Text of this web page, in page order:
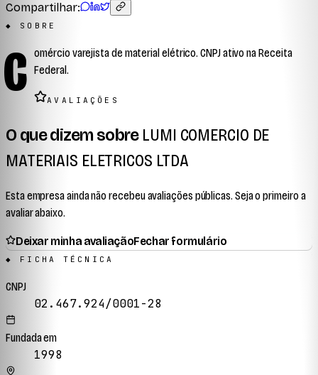
Compartilhar:
◆ SOBRE
C omércio varejista de material elétrico. CNPJ ativo na Receita
Federal.
AVALIAÇÕES
O que dizem sobre LUMI COMERCIO DE
MATERIAIS ELETRICOS LTDA
Esta empresa ainda não recebeu avaliações públicas. Seja o primeiro a
avaliar abaixo.
Deixar minha avaliaçãoFechar formulário
◆ FICHA TÉCNICA
CNPJ
02.467.924/0001-28
Fundada em
1998